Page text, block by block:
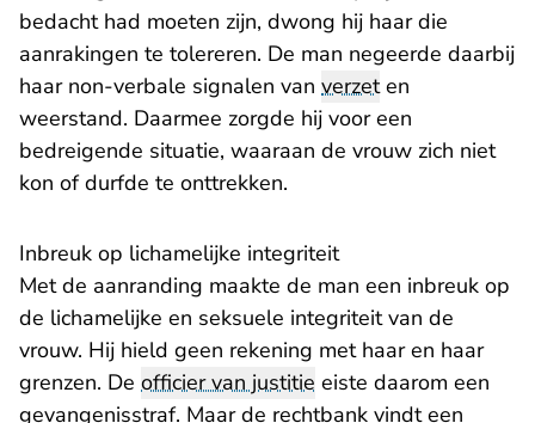
bedacht had moeten zijn, dwong hij haar die
aanrakingen te tolereren. De man negeerde daarbij
haar non-verbale signalen van verzeten
weerstand. Daarmee zorgde hij voor een
bedreigende situatie, waaraan de vrouw zich niet
kon of durfde te onttrekken.
Inbreuk op lichamelijke integriteit
Met de aanranding maakte de man een inbreuk op
de lichamelijke en seksuele integriteit van de
vrouw. Hij hield geen rekening met haar en haar
grenzen. De officier van justitie eiste daarom een
gevangenisstraf. Maar de rechtbank vindt een